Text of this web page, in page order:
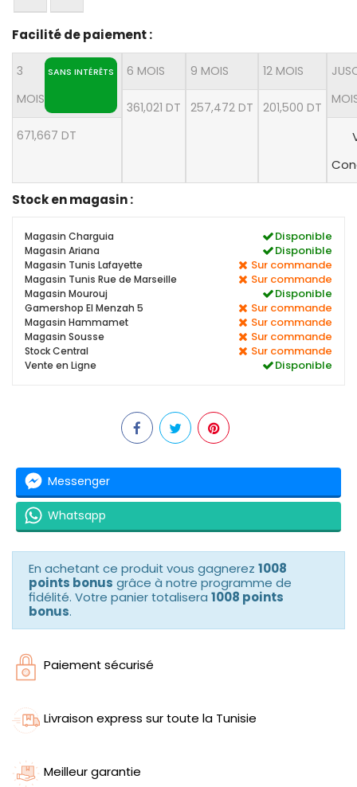
Facilité de paiement :
3
MOIS
SANS INTÉRÊTS
671,667 DT
6 MOIS
361,021 DT
9 MOIS
257,472 DT
12 MOIS
201,500 DT
Stock en magasin :
Magasin Charguia Disponible
Magasin Ariana Disponible
Magasin Tunis Lafayette Sur commande
Magasin Tunis Rue de Marseille Sur commande
Magasin Mourouj Disponible
Gamershop El Menzah 5 Sur commande
Magasin Hammamet Sur commande
Magasin Sousse Sur commande
Stock Central Sur commande
Vente en Ligne Disponible
Messenger
Whatsapp
En achetant ce produit vous gagnerez 1008
points bonus grâce à notre programme de
fidélité. Votre panier totalisera 1008 points
bonus.
Paiement sécurisé
Livraison express sur toute la Tunisie
Meilleur garantie